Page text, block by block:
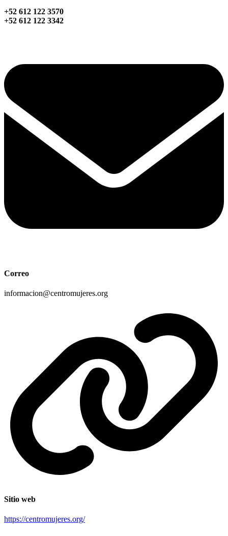
+52 612 122 3570
+52 612 122 3342
Correo
informacion@centromujeres.org
Sitio web
https://centromujeres.org/